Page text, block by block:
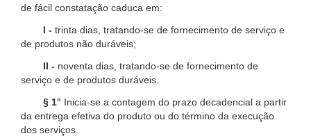
de fácil constatação caduca em:
I - trinta dias, tratando-se de fornecimento de serviço e
de produtos não duráveis;
II - noventa dias, tratando-se de fornecimento de
serviço e de produtos duráveis.
§ 1° Inicia-se a contagem do prazo decadencial a partir
da entrega efetiva do produto ou do término da execução
dos serviços.